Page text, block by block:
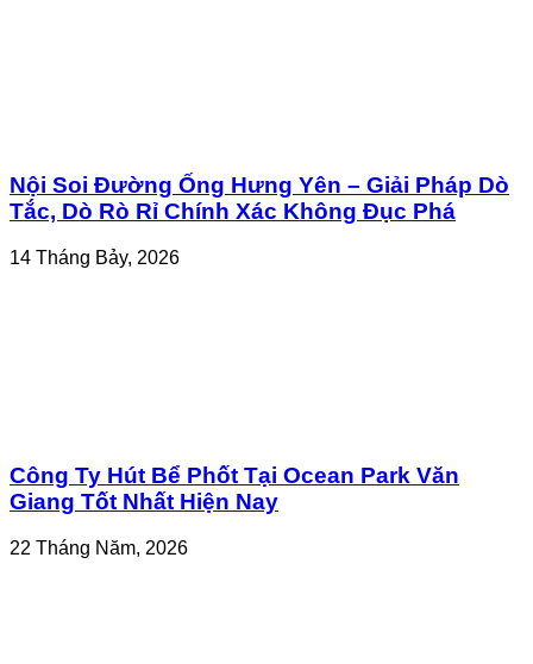
Nội Soi Đường Ống Hưng Yên – Giải Pháp Dò
Tắc, Dò Rò Rỉ Chính Xác Không Đục Phá
14 Tháng Bảy, 2026
Công Ty Hút Bể Phốt Tại Ocean Park Văn
Giang Tốt Nhất Hiện Nay
22 Tháng Năm, 2026